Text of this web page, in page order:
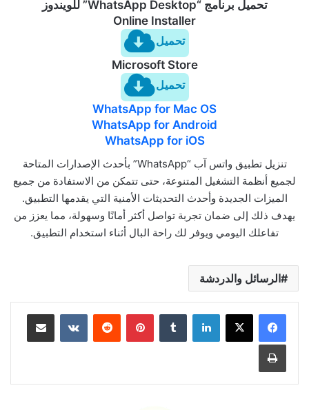
تحميل برنامج “WhatsApp Desktop” للويندوز
Online Installer
تحميل
Microsoft Store
تحميل
WhatsApp for Mac OS
WhatsApp for Android
WhatsApp for iOS
تنزيل تطبيق واتس آب “WhatsApp” بأحدث الإصدارات المتاحة
لجميع أنظمة التشغيل المتنوعة، حتى تتمكن من الاستفادة من جميع
الميزات الجديدة وأحدث التحديثات الأمنية التي يقدمها التطبيق.
يهدف ذلك إلى ضمان تجربة تواصل أكثر أمانًا وسهولة، مما يعزز من
تفاعلك اليومي ويوفر لك راحة البال أثناء استخدام التطبيق.
الرسائل والدردشة
لينكدإن بينتيريست مشاركة عبر البريد
طباعة